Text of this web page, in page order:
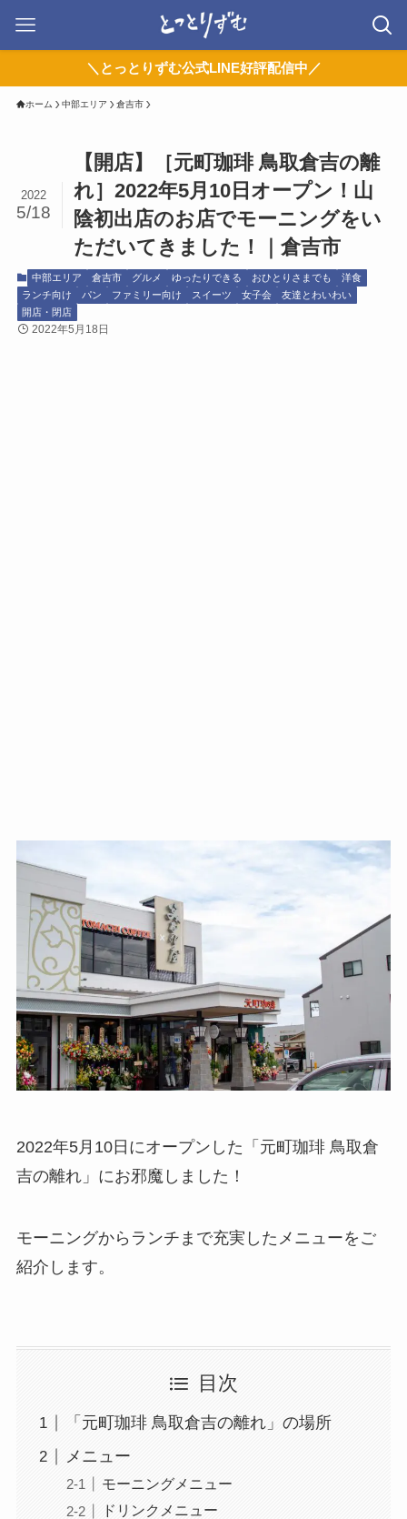
＼とっとりずむ公式LINE好評配信中／
ホーム 中部エリア 倉吉市
【開店】［元町珈琲 鳥取倉吉の離
れ］2022年5月10日オープン！山
陰初出店のお店でモーニングをい
ただいてきました！｜倉吉市
2022
5/18
中部エリア 倉吉市 グルメ ゆったりできる おひとりさまでも
洋食
ランチ向け
パン ファミリー向け スイーツ 女子会
友達とわいわい
開店・閉店
2022年5月18日
2022年5月10日にオープンした「元町珈琲 鳥取倉
吉の離れ」にお邪魔しました！
モーニングからランチまで充実したメニューをご
紹介します。
目次
「元町珈琲 鳥取倉吉の離れ」の場所
メニュー
モーニングメニュー
ドリンクメニュー